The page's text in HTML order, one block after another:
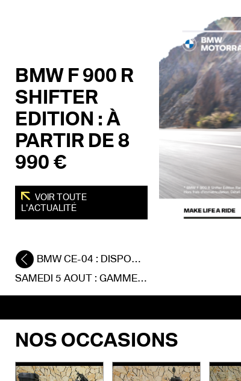
BMW F 900 R
SHIFTER
EDITION : À
PARTIR DE 8
990 €
VOIR TOUTE
L'ACTUALITÉ
BMW CE-04 : DISPONIBLE DÈS MAINTENANT
SAMEDI 5 AOUT : GAMME M A L’HONNEUR
NOS OCCASIONS